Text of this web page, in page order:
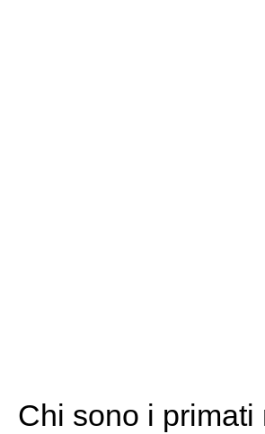
Chi sono i primati